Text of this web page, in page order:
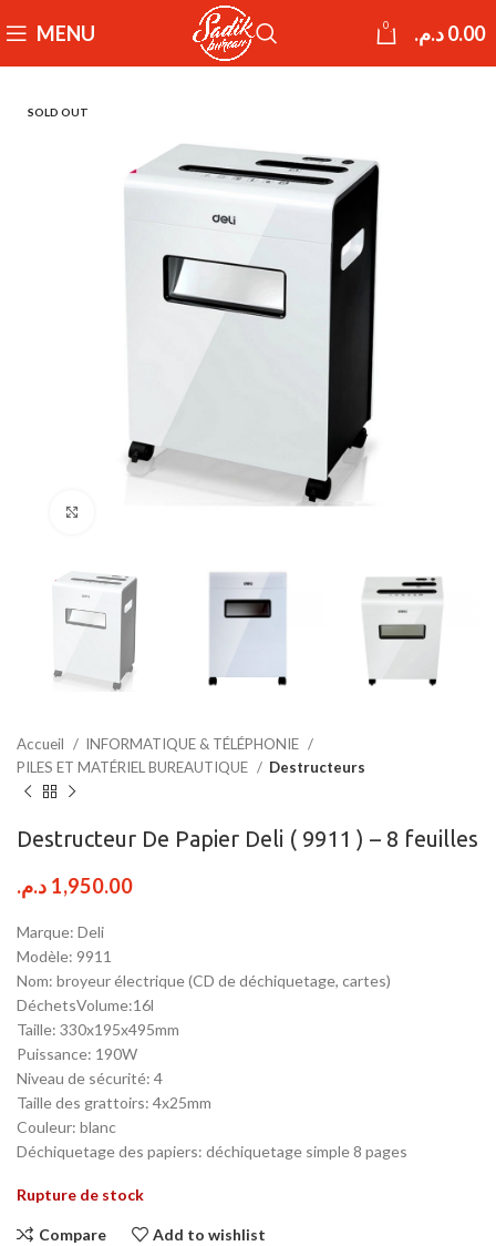
MENU 0 0.00د.م.
SOLD OUT
Accueil
INFORMATIQUE & TÉLÉPHONIE
PILES ET MATÉRIEL BUREAUTIQUE
Destructeurs
Destructeur De Papier Deli ( 9911 ) – 8 feuilles
1,950.00 د.م.
Marque: Deli
Modèle: 9911
Nom: broyeur électrique (CD de déchiquetage, cartes)
DéchetsVolume:16l
Taille: 330x195x495mm
Puissance: 190W
Niveau de sécurité: 4
Taille des grattoirs: 4x25mm
Couleur: blanc
Déchiquetage des papiers: déchiquetage simple 8 pages
Rupture de stock
Compare Add to wishlist